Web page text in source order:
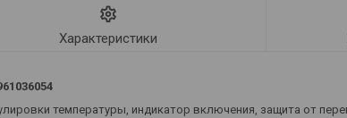
Характеристики
температуры, индикатор включения, защита от